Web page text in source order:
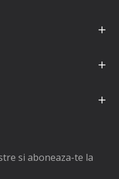
si aboneaza-te la